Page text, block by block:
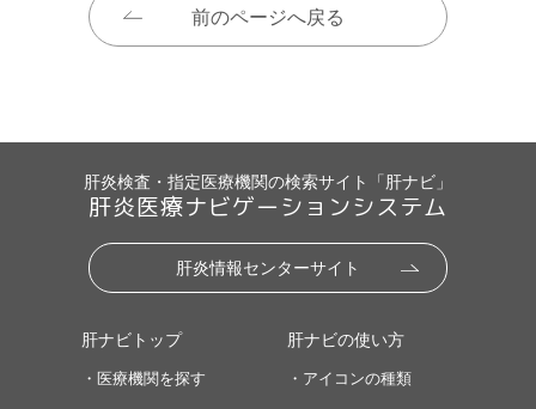
前のページへ戻る
肝炎検査・指定医療機関の検索サイト「肝ナビ」
肝炎医療ナビゲーションシステム
肝炎情報センターサイト
肝ナビトップ
・医療機関を探す
肝ナビの使い方
・アイコンの種類